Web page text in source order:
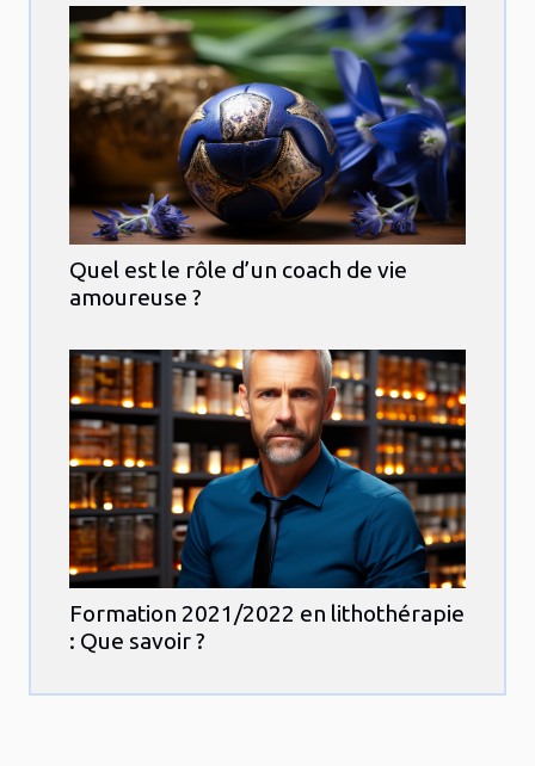
Quel est le rôle d’un coach de vie
amoureuse ?
Formation 2021/2022 en lithothérapie
: Que savoir ?